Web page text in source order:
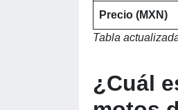
Precio (MXN)
Tabla
¿Cuál